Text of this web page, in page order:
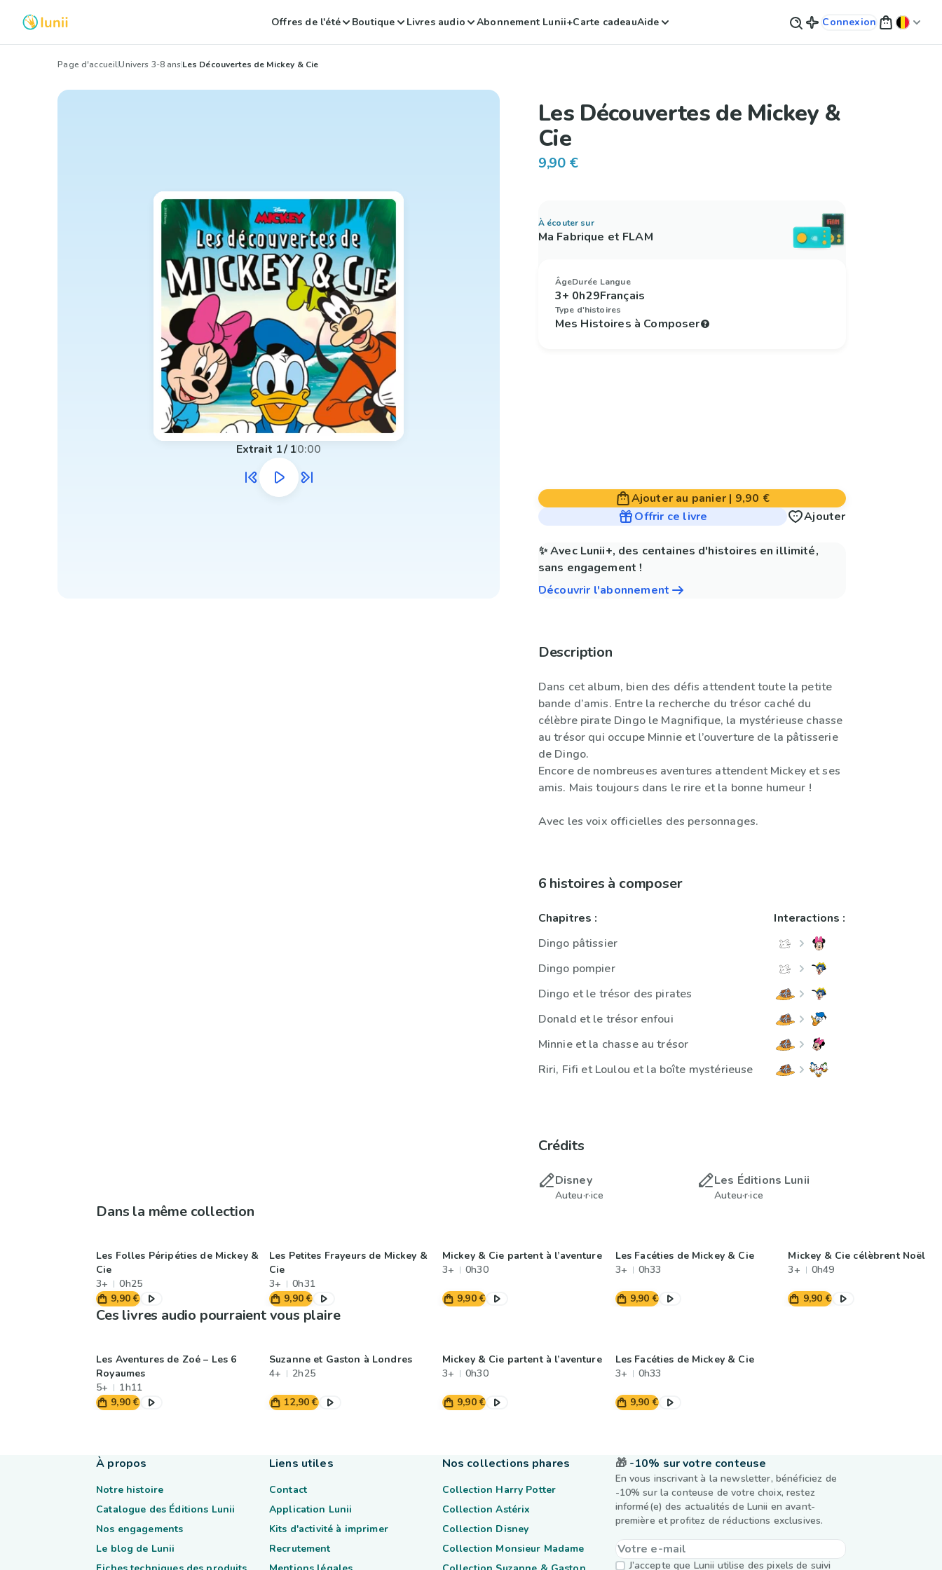
Offres de l'été Boutique Livres audio Abonnement Lunii+Carte cadeauAide Connexion
Page d'accueilUnivers 3-8 ansLes Découvertes de Mickey & Cie
Extrait 1/ 10:00
Les Découvertes de Mickey &
Cie
9,90 €
À écouter sur
Ma Fabrique et FLAM
Âge
3+
Durée
0h29
Langue
Français
Type d'histoires
Mes Histoires à Composer
Ajouter au panier| 9,90 €
Offrir ce livre
Ajouter
✨ Avec Lunii+, des centaines d'histoires en illimité,
sans engagement !
Découvrir l'abonnement
Description
Dans cet album, bien des défis attendent toute la petite
bande d’amis. Entre la recherche du trésor caché du
célèbre pirate Dingo le Magnifique, la mystérieuse chasse
au trésor qui occupe Minnie et l’ouverture de la pâtisserie
de Dingo.
Encore de nombreuses aventures attendent Mickey et ses
amis. Mais toujours dans le rire et la bonne humeur !
Avec les voix officielles des personnages.
6 histoires à composer
Chapitres :
Dingo pâtissier
Dingo pompier
Dingo et le trésor des pirates
Donald et le trésor enfoui
Minnie et la chasse au trésor
Riri, Fifi et Loulou et la boîte mystérieuse
Interactions :
Crédits
Disney
Auteu·r·ice
Les Éditions Lunii
Auteu·r·ice
Dans la même collection
Les Folles Péripéties de Mickey &
Cie
3+
0h25
9,90 €
Les Petites Frayeurs de Mickey &
Cie
3+
0h31
9,90 €
Mickey & Cie partent à l’aventure
3+
0h30
9,90 €
Les Facéties de Mickey & Cie
3+
0h33
9,90 €
Mickey & Cie célèbrent Noël
3+
0h49
9,90 €
Ces livres audio pourraient vous plaire
Les Aventures de Zoé – Les 6
Royaumes
5+
1h11
9,90 €
Suzanne et Gaston à Londres
4+
2h25
12,90 €
Mickey & Cie partent à l’aventure
3+
0h30
9,90 €
Les Facéties de Mickey & Cie
3+
0h33
9,90 €
🎁 -10% sur votre conteuse
En vous inscrivant à la newsletter, bénéficiez de
-10% sur la conteuse de votre choix, restez
informé(e) des actualités de Lunii en avant-
première et profitez de réductions exclusives.
J’accepte que Lunii utilise des pixels de suivi
À propos
Notre histoire
Catalogue des Éditions Lunii
Nos engagements
Le blog de Lunii
Liens utiles
Contact
Application Lunii
Kits d'activité à imprimer
Recrutement
Nos collections phares
Collection Harry Potter
Collection Astérix
Collection Disney
Collection Monsieur Madame